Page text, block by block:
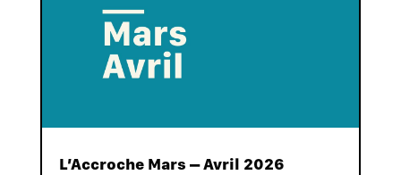
L’Accroche Mars – Avril 2026